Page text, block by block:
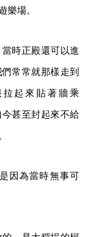
樂場。
時正殿還可以進
常常就那樣走到
起來貼著牆乘
甚至封起來不給
因為當時無事可